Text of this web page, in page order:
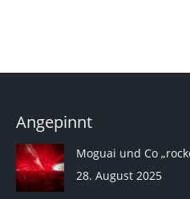
Angepinnt
Moguai und Co
28. August 2025